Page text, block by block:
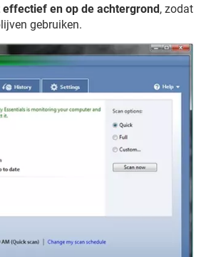
en op de achtergrond, zodat
gebruiken.